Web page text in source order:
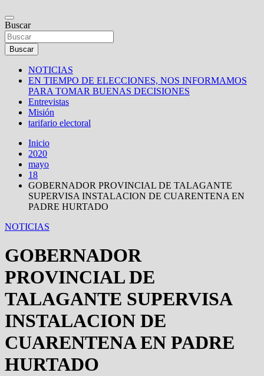
Buscar
Buscar
NOTICIAS
EN TIEMPO DE ELECCIONES, NOS INFORMAMOS
PARA TOMAR BUENAS DECISIONES
Entrevistas
Misión
tarifario electoral
Inicio
2020
mayo
18
GOBERNADOR PROVINCIAL DE TALAGANTE
SUPERVISA INSTALACION DE CUARENTENA EN
PADRE HURTADO
NOTICIAS
GOBERNADOR
PROVINCIAL DE
TALAGANTE SUPERVISA
INSTALACION DE
CUARENTENA EN PADRE
HURTADO